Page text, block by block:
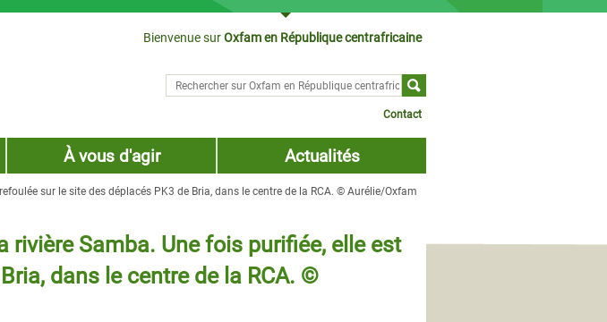
Bienvenue surOxfam en République centrafricaine
Rechercher sur
Contact
À vous d'agir Actualités
sur le site des déplacés PK3 de Bria, dans le centre de la RCA. © Aurélie/Oxfam
rivière Samba. Une fois purifiée, elle est
dans le centre de la RCA. ©